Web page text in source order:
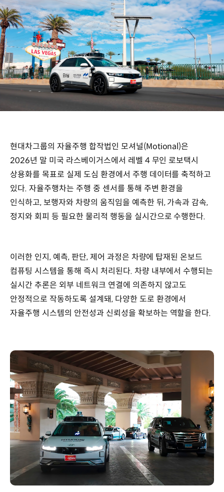
현대차그룹의 자율주행 합작법인 모셔널(Motional)은
2026년 말 미국 라스베이거스에서 레벨 4 무인 로보택시
상용화를 목표로 실제 도심 환경에서 주행 데이터를 축적하고
있다. 자율주행차는 주행 중 센서를 통해 주변 환경을
인식하고, 보행자와 차량의 움직임을 예측한 뒤, 가속과 감속,
정지와 회피 등 필요한 물리적 행동을 실시간으로 수행한다.
이러한 인지, 예측, 판단, 제어 과정은 차량에 탑재된 온보드
컴퓨팅 시스템을 통해 즉시 처리된다. 차량 내부에서 수행되는
실시간 추론은 외부 네트워크 연결에 의존하지 않고도
안정적으로 작동하도록 설계돼, 다양한 도로 환경에서
자율주행 시스템의 안전성과 신뢰성을 확보하는 역할을 한다.